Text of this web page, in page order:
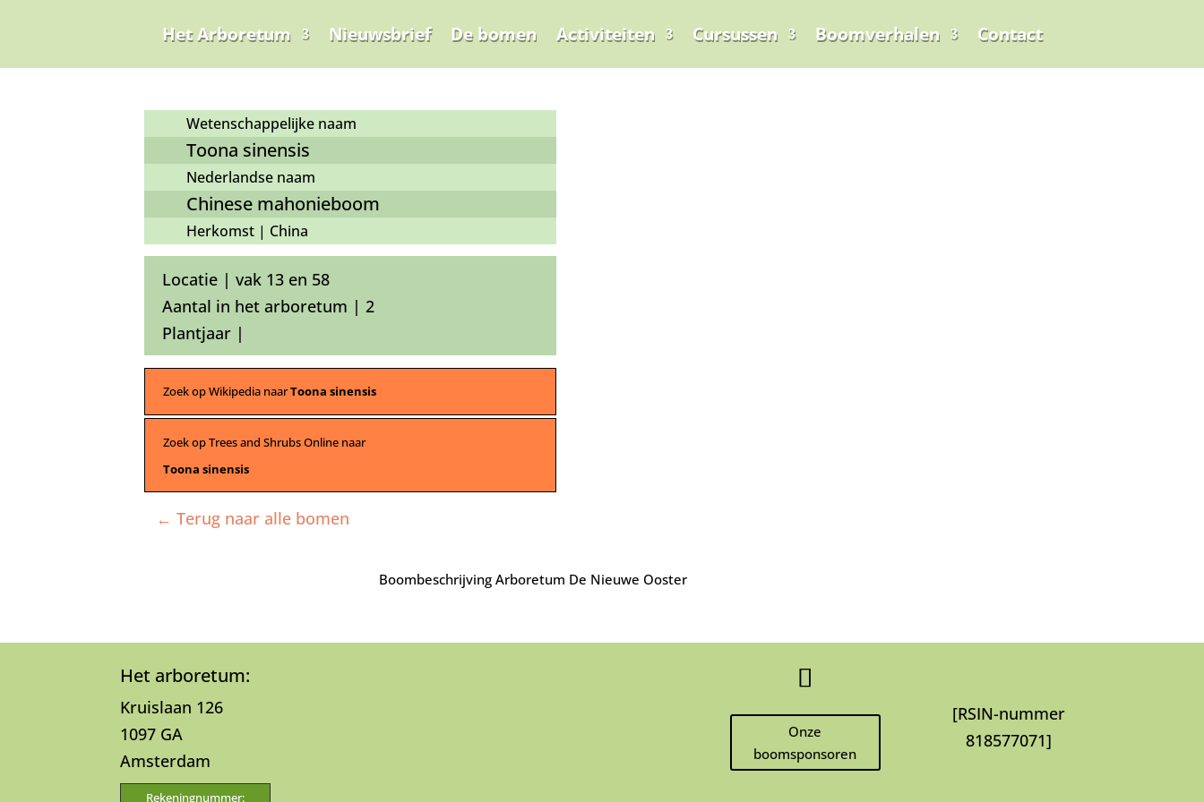
Het Arboretum Nieuwsbrief De bomen Activiteiten Cursussen Boomverhalen Contact
Wetenschappelijke naam
Toona sinensis
Nederlandse naam
Chinese mahonieboom
Herkomst | China
Locatie | vak 13 en 58
Aantal in het arboretum | 2
Plantjaar |
Zoek op Wikipedia naarToona sinensis
Zoek op Trees and Shrubs Online naar
Toona sinensis
← Terug naar alle bomen
Boombeschrijving Arboretum De Nieuwe Ooster
Het arboretum:
Kruislaan 126
1097 GA
Amsterdam
Rekeningnummer:
Onze
boomsponsoren
[RSIN-nummer
818577071]